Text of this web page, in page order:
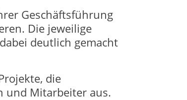
Geschäftsführung
Die jeweilige
deutlich gemacht
die
und Mitarbeiter aus.